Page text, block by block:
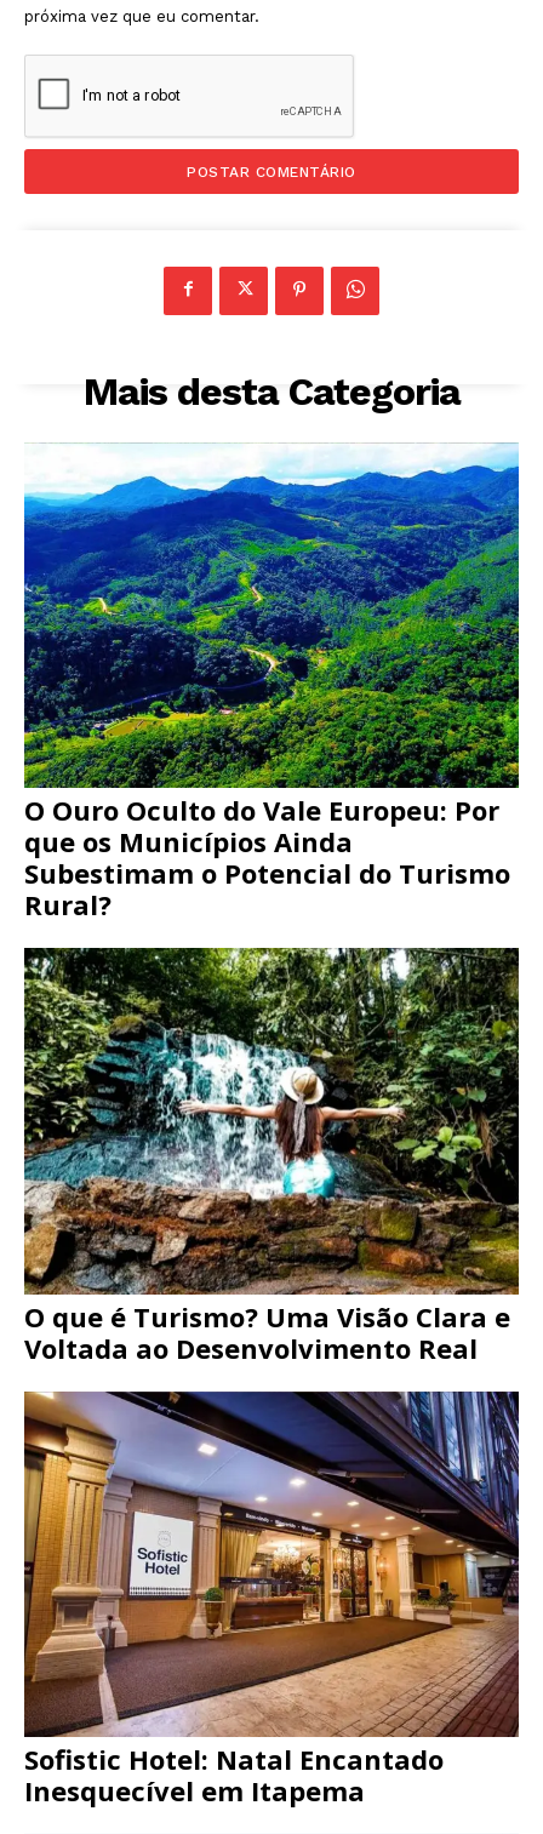
próxima vez que eu comentar.
Mais desta Categoria
O Ouro Oculto do Vale Europeu: Por
que os Municípios Ainda
Subestimam o Potencial do Turismo
Rural?
O que é Turismo? Uma Visão Clara e
Voltada ao Desenvolvimento Real
Sofistic Hotel: Natal Encantado
Inesquecível em Itapema